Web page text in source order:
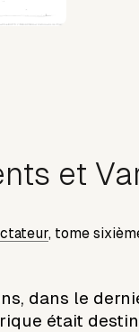
et
, tome
dans le
était